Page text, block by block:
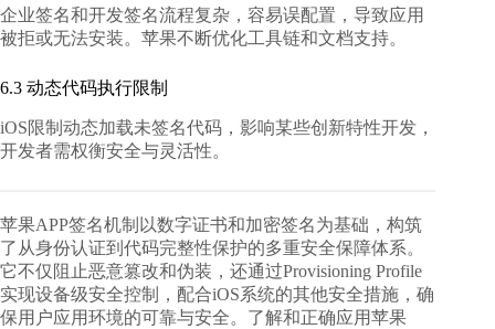
企业签名和开发签名流程复杂，容易误配置，导致应用
被拒或无法安装。苹果不断优化工具链和文档支持。
6.3 动态代码执行限制
iOS限制动态加载未签名代码，影响某些创新特性开发，
开发者需权衡安全与灵活性。
苹果APP签名机制以数字证书和加密签名为基础，构筑
了从身份认证到代码完整性保护的多重安全保障体系。
它不仅阻止恶意篡改和伪装，还通过Provisioning Profile
实现设备级安全控制，配合iOS系统的其他安全措施，确
保用户应用环境的可靠与安全。了解和正确应用苹果